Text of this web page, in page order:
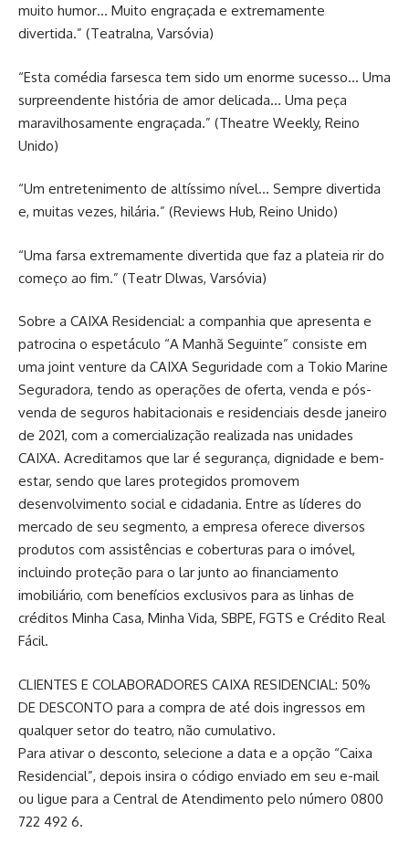
muito humor… Muito engraçada e extremamente
divertida.” (Teatralna, Varsóvia)
“Esta comédia farsesca tem sido um enorme sucesso… Uma
surpreendente história de amor delicada… Uma peça
maravilhosamente engraçada.” (Theatre Weekly, Reino
Unido)
“Um entretenimento de altíssimo nível… Sempre divertida
e, muitas vezes, hilária.” (Reviews Hub, Reino Unido)
“Uma farsa extremamente divertida que faz a plateia rir do
começo ao fim.” (Teatr Dlwas, Varsóvia)
Sobre a CAIXA Residencial: a companhia que apresenta e
patrocina o espetáculo “A Manhã Seguinte” consiste em
uma joint venture da CAIXA Seguridade com a Tokio Marine
Seguradora, tendo as operações de oferta, venda e pós-
venda de seguros habitacionais e residenciais desde janeiro
de 2021, com a comercialização realizada nas unidades
CAIXA. Acreditamos que lar é segurança, dignidade e bem-
estar, sendo que lares protegidos promovem
desenvolvimento social e cidadania. Entre as líderes do
mercado de seu segmento, a empresa oferece diversos
produtos com assistências e coberturas para o imóvel,
incluindo proteção para o lar junto ao financiamento
imobiliário, com benefícios exclusivos para as linhas de
créditos Minha Casa, Minha Vida, SBPE, FGTS e Crédito Real
Fácil.
CLIENTES E COLABORADORES CAIXA RESIDENCIAL: 50%
DE DESCONTO para a compra de até dois ingressos em
qualquer setor do teatro, não cumulativo.
Para ativar o desconto, selecione a data e a opção “Caixa
Residencial”, depois insira o código enviado em seu e-mail
ou ligue para a Central de Atendimento pelo número 0800
722 492 6.